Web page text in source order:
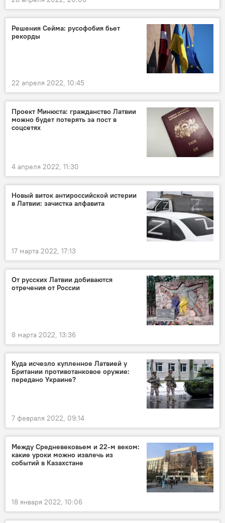
Решения Сейма: русофобия бьет
рекорды
22 апреля 2022, 10:45
Проект Минюста: гражданство Латвии
можно будет потерять за пост в
соцсетях
4 апреля 2022, 11:30
Новый виток антироссийской истерии
в Латвии: зачистка алфавита
17 марта 2022, 17:13
От русских Латвии добиваются
отречения от России
8 марта 2022, 13:36
Куда исчезло купленное Латвией у
Британии противотанковое оружие:
передано Украине?
7 февраля 2022, 09:14
Между Средневековьем и 22-м веком:
какие уроки можно извлечь из
событий в Казахстане
18 января 2022, 10:06